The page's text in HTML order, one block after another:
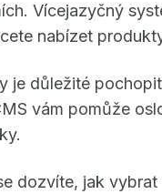
Vícejazyčný
nabízet
je důležité
vám pomůže
dozvíte, jak